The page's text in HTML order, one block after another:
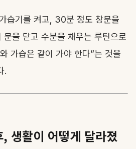
습기를 켜고, 30분 정도 창문을
을 닫고 수분을 채우는 루틴으로
가습은 같이 가야 한다”는 것을
.
생활이 어떻게 달라졌